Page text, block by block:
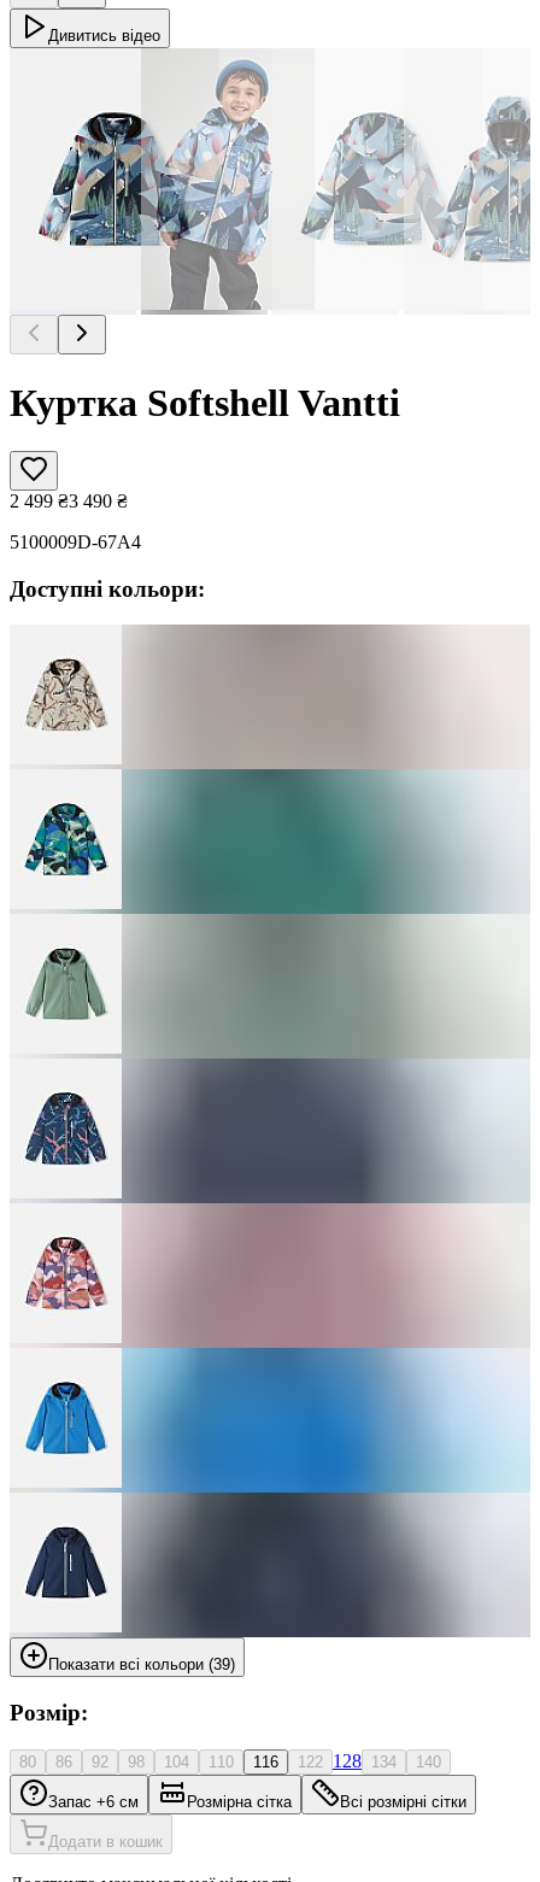
Дивитись відео
Куртка Softshell Vantti
2 499 ₴3 490 ₴
5100009D-67A4
Доступні кольори:
Показати всі кольори (39)
Розмір:
80 86 92 98 104 110 116 122 128 134 140
Запас +6 см Розмірна сітка Всі розмірні сітки
Додати в кошик